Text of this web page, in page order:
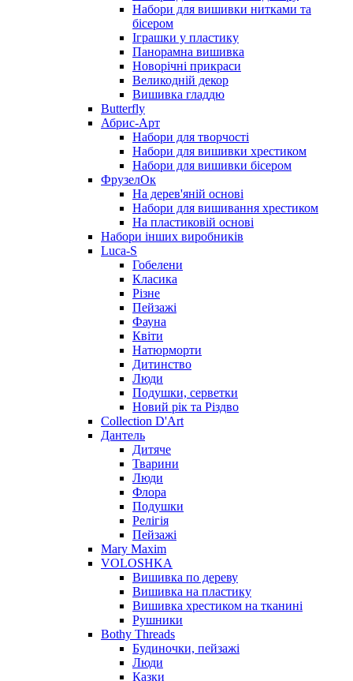
Набори для вишивки нитками та
бісером
Іграшки у пластику
Панорамна вишивка
Новорічні прикраси
Великодній декор
Вишивка гладдю
Butterfly
Абрис-Арт
Набори для творчості
Набори для вишивки хрестиком
Набори для вишивки бісером
ФрузелОк
На дерев'яній основі
Набори для вишивання хрестиком
На пластиковій основі
Набори інших виробників
Luca-S
Гобелени
Класика
Різне
Пейзажі
Фауна
Квіти
Натюрморти
Дитинство
Люди
Подушки, серветки
Новий рік та Різдво
Collection D'Art
Дантель
Дитяче
Тварини
Люди
Флора
Подушки
Релігія
Пейзажі
Mary Maxim
VOLOSHKA
Вишивка по дереву
Вишивка на пластику
Вишивка хрестиком на тканині
Рушники
Bothy Threads
Будиночки, пейзажі
Люди
Казки